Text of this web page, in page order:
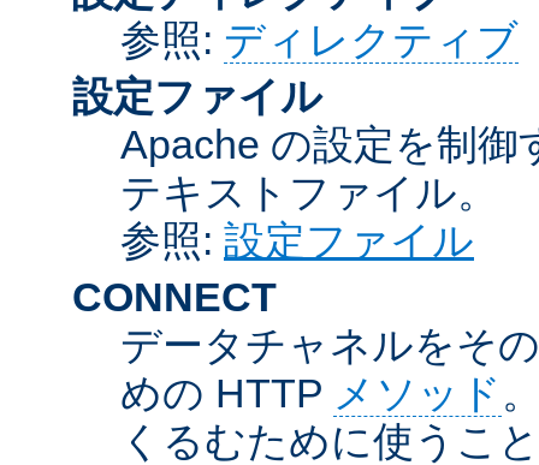
参照: ディレクティブ
設定ファイル
Apache の設定を制
テキストファイル。
参照: 設定ファイル
CONNECT
データチャネルをそ
めの HTTP メソッド
くるむために使うこ